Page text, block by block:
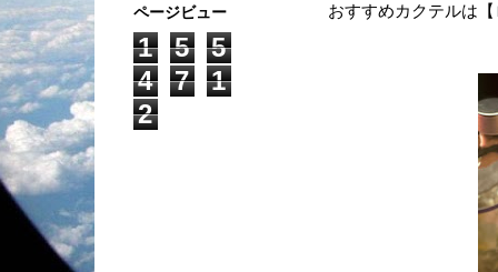
おすすめカクテルは
ページビュー
1 5
5
4
7
1
2